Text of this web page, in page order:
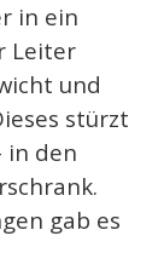
in ein
Leiter
und
stürzt
in den
gab es